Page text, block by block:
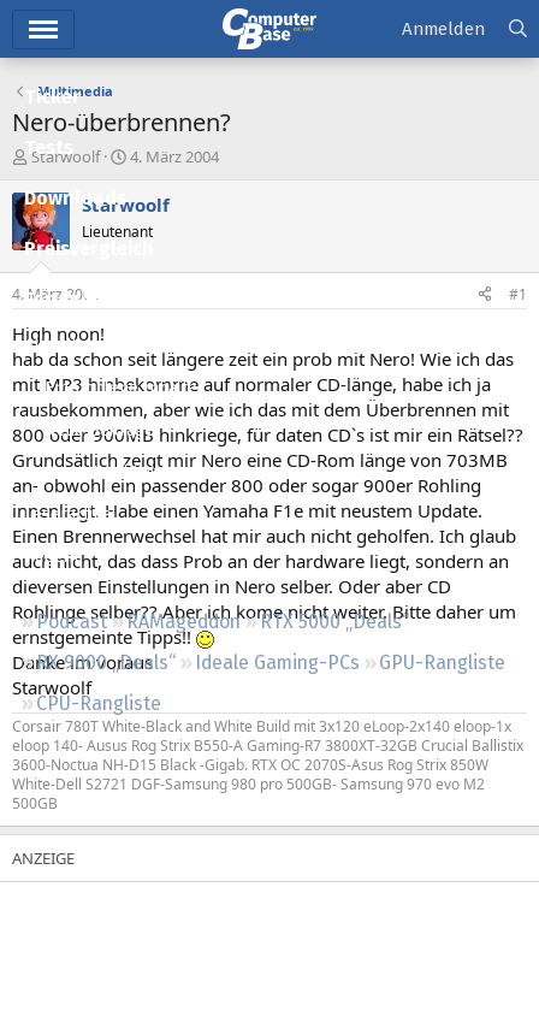
Ticker
Tests
Downloads
Preisvergleich
Forum
Aktuelles
Empfohlene Inhalte
Neue Beiträge
Neueste Aktivitäten
Leserartikel
Regeln
Podcast RAMageddon
RTX 5000 „Deals“
RX 9000 „Deals“
Ideale Gaming-PCs
GPU-Rangliste
CPU-Rangliste
Anmelden
Multimedia
Nero-überbrennen?
E
s
t
e
l
e
r
Starwoolf
E
s
e
t
4. März 2004
Starwoolf
Lieutenant
4. März 2004 #1
High noon!
hab da schon seit längere zeit ein prob mit Nero! Wie ich das
mit MP3 hinbekomme auf normaler CD-länge, habe ich ja
rausbekommen, aber wie ich das mit dem Überbrennen mit
800 oder 900MB hinkriege, für daten CD`s ist mir ein Rätsel??
Grundsätlich zeigt mir Nero eine CD-Rom länge von 703MB
an- obwohl ein passender 800 oder sogar 900er Rohling
innenliegt. Habe einen Yamaha F1e mit neustem Update.
Einen Brennerwechsel hat mir auch nicht geholfen. Ich glaub
auch nicht, das dass Prob an der hardware liegt, sondern an
dieversen Einstellungen in Nero selber. Oder aber CD
Rohlinge selber?? Aber ich kome nicht weiter. Bitte daher um
ernstgemeinte Tipps!!
Danke im voraus
Starwoolf
Corsair 780T White-Black and White Build mit 3x120 eLoop-2x140 eloop-1x
eloop 140- Ausus Rog Strix B550-A Gaming-R7 3800XT-32GB Crucial Ballistix
3600-Noctua NH-D15 Black -Gigab. RTX OC 2070S-Asus Rog Strix 850W
White-Dell S2721 DGF-Samsung 980 pro 500GB- Samsung 970 evo M2
500GB